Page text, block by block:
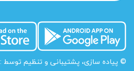
© پیاده سازی، پشتیبانی و تنظیم توسط :